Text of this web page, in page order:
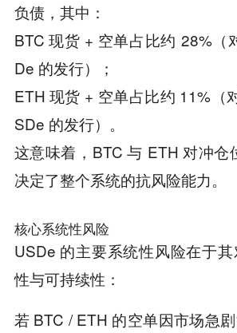
负债，其中：
BTC 现货 + 空单占比约 28%（
De 的发行）；
ETH 现货 + 空单占比约 11%（
SDe 的发行）。
这意味着，BTC 与 ETH 对冲仓
决定了整个系统的抗风险能力。
核心系统性风险
USDe 的主要系统性风险在于
性与可持续性：
若 BTC / ETH 的空单因市场急